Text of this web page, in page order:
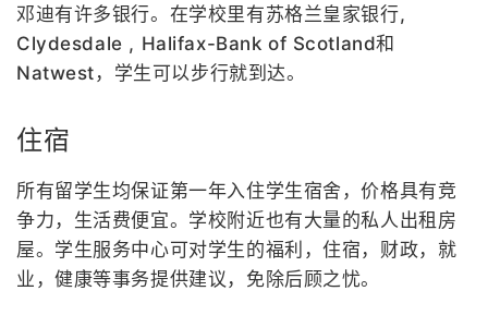
邓迪有许多银行。在学校里有苏格兰皇家银行,
Clydesdale , Halifax-Bank of Scotland和
Natwest，学生可以步行就到达。
住宿
所有留学生均保证第一年入住学生宿舍，价格具有竞
争力，生活费便宜。学校附近也有大量的私人出租房
屋。学生服务中心可对学生的福利，住宿，财政，就
业，健康等事务提供建议，免除后顾之忧。